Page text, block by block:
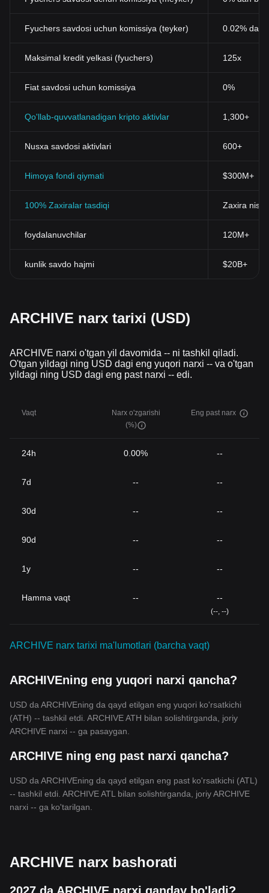
Fyuchers savdosi uchun komissiya (teyker) 0.02% dan
Maksimal kredit yelkasi (fyuchers) 125x
Fiat savdosi uchun komissiya 0%
Qo'llab-quvvatlanadigan kripto aktivlar 1,300+
Nusxa savdosi aktivlari 600+
Himoya fondi qiymati $300M+
100% Zaxiralar tasdiqi Zaxira
foydalanuvchilar 120M+
kunlik savdo hajmi $20B+
ARCHIVE narx tarixi (USD)
ARCHIVE narxi o'tgan yil davomida -- ni tashkil qiladi.
O'tgan yildagi ning USD dagi eng yuqori narxi -- va o'tgan
yildagi ning USD dagi eng past narxi -- edi.
Vaqt
Narx o'zgarishi
(%)
Eng past narx
24h 0.00% --
7d -- --
30d -- --
90d -- --
1y -- --
Hamma vaqt -- --
(--, --)
ARCHIVE narx tarixi ma'lumotlari (barcha vaqt)
ARCHIVEning eng yuqori narxi qancha?
USD da ARCHIVEning da qayd etilgan eng yuqori ko'rsatkichi
(ATH) -- tashkil etdi. ARCHIVE ATH bilan solishtirganda, joriy
ARCHIVE narxi -- ga pasaygan.
ARCHIVE ning eng past narxi qancha?
USD da ARCHIVEning da qayd etilgan eng past ko'rsatkichi (ATL)
-- tashkil etdi. ARCHIVE ATL bilan solishtirganda, joriy ARCHIVE
narxi -- ga ko'tarilgan.
ARCHIVE narx bashorati